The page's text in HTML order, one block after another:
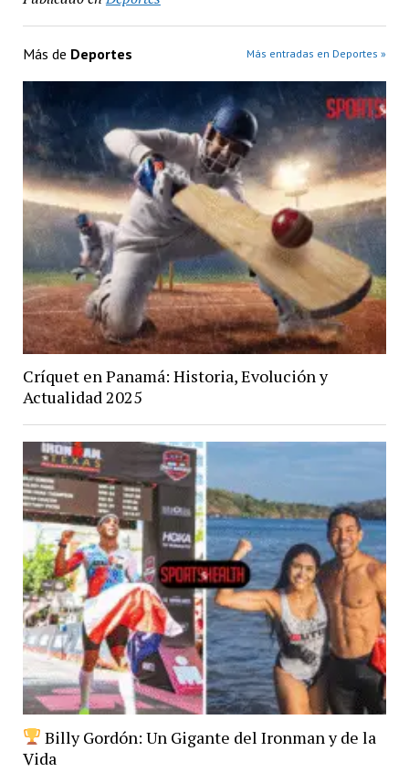
Más de Deportes Más entradas en Deportes »
Críquet en Panamá: Historia, Evolución y
Actualidad 2025
Billy Gordón: Un Gigante del Ironman y de la
Vida